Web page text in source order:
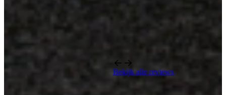
Bekijk alle reviews